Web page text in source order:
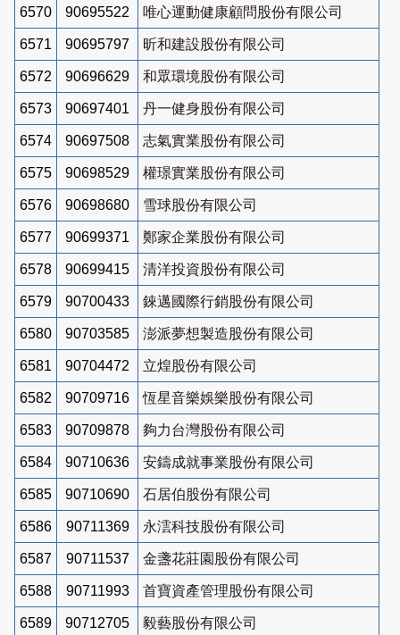
6570 90695522 唯心運動健康顧問股份有限公司
6571 90695797 昕和建設股份有限公司
6572 90696629 和眾環境股份有限公司
6573 90697401 丹一健身股份有限公司
6574 90697508 志氣實業股份有限公司
6575 90698529 權璟實業股份有限公司
6576 90698680 雪球股份有限公司
6577 90699371 鄭家企業股份有限公司
6578 90699415 清洋投資股份有限公司
6579 90700433 錸邁國際行銷股份有限公司
6580 90703585 澎派夢想製造股份有限公司
6581 90704472 立煌股份有限公司
6582 90709716 恆星音樂娛樂股份有限公司
6583 90709878 夠力台灣股份有限公司
6584 90710636 安鑄成就事業股份有限公司
6585 90710690 石居伯股份有限公司
6586 90711369 永澐科技股份有限公司
6587 90711537 金盞花莊園股份有限公司
6588 90711993 首寶資產管理股份有限公司
6589 90712705 毅藝股份有限公司